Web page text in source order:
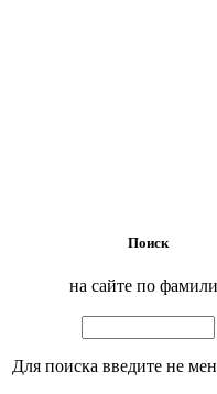
Поиск
на сайте по
Для поиска введите не